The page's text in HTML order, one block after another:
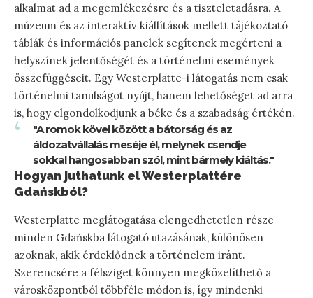
alkalmat ad a megemlékezésre és a tiszteletadásra. A
múzeum és az interaktív kiállítások mellett tájékoztató
táblák és információs panelek segítenek megérteni a
helyszínek jelentőségét és a történelmi események
összefüggéseit. Egy Westerplatte-i látogatás nem csak
történelmi tanulságot nyújt, hanem lehetőséget ad arra
is, hogy elgondolkodjunk a béke és a szabadság értékén.
"A romok kövei között a bátorság és az
áldozatvállalás meséje él, melynek csendje
sokkal hangosabban szól, mint bármely kiáltás."
Hogyan juthatunk el Westerplattére
Gdańskból?
Westerplatte meglátogatása elengedhetetlen része
minden Gdańskba látogató utazásának, különösen
azoknak, akik érdeklődnek a történelem iránt.
Szerencsére a félsziget könnyen megközelíthető a
városközpontból többféle módon is, így mindenki